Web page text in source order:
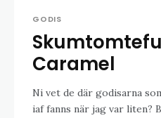
GODIS
Caramel
Ni vet de där godisarna
iaf fanns när jag var liten?